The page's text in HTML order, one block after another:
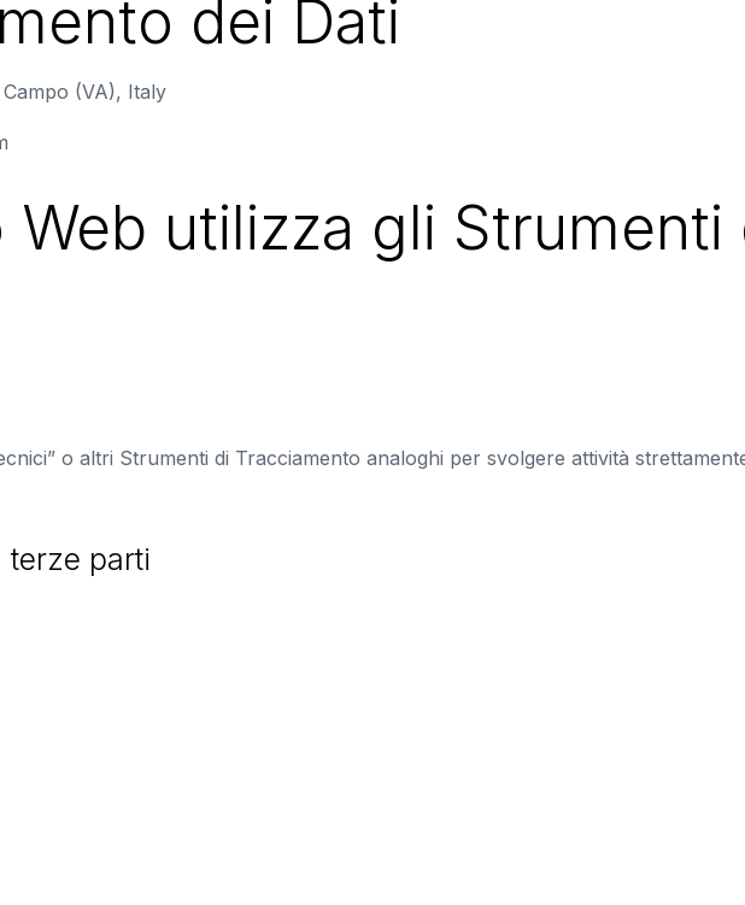
dei Dati
(VA), Italy
utilizza gli Strumenti
o altri Strumenti di Tracciamento analoghi per svolgere attività
terze parti